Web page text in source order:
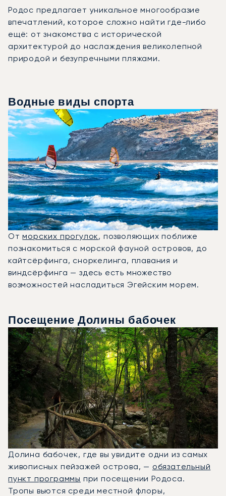
Родос предлагает уникальное многообразие
впечатлений, которое сложно найти где-либо
ещё: от знакомства с исторической
архитектурой до наслаждения великолепной
природой и безупречными пляжами.
Водные виды спорта
Отморских прогулок, позволяющих поближе
познакомиться с морской фауной островов, до
кайтсёрфинга, сноркелинга, плавания и
виндсёрфинга — здесь есть множество
возможностей насладиться Эгейским морем.
Посещение Долины бабочек
Долина бабочек, где вы увидите одни из самых
живописных пейзажей острова, — обязательный
пункт программы при посещении Родоса.
Тропы вьются среди местной флоры,